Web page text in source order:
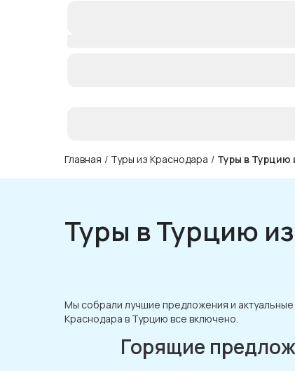
Главная / Туры из Краснодара / Туры в Турцию
Туры в Турцию
Мы собрали лучшие предложения и
Краснодара в Турцию все включено.
Горящие